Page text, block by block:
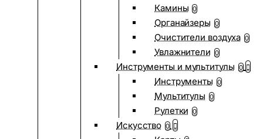
Камины 0
Органайзеры 0
Очистители воздуха 0
Увлажнители 0
Инструменты и мультитулы 0
Инструменты 0
Мультитулы 0
Рулетки 0
Искусство 0